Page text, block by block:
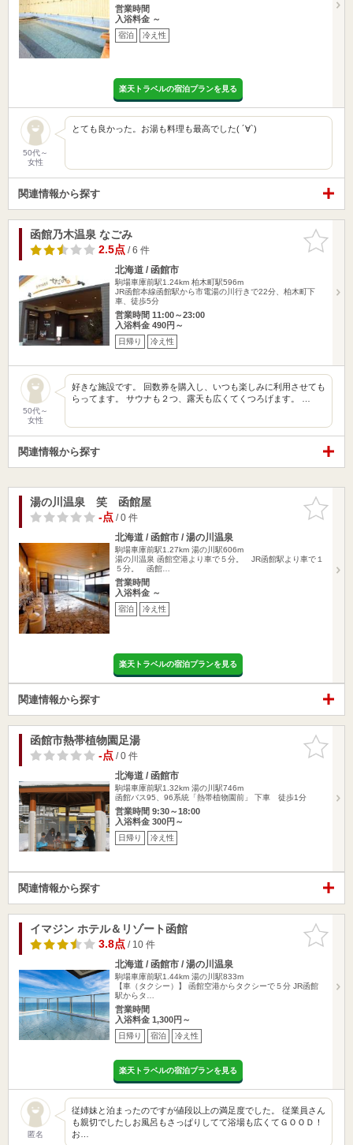
営業時間
入浴料金 ～
宿泊 冷え性
楽天トラベルの宿泊プランを見る
50代～
女性
とても良かった。お湯も料理も最高でした( ´∀`)
関連情報から探す
お気に入
りに追加
函館乃木温泉 なごみ
2.5点/ 6 件
北海道 / 函館市
駒場車庫前駅1.24km 柏木町駅596m
JR函館本線函館駅から市電湯の川行きで22分、柏木町下
車、徒歩5分
営業時間 11:00～23:00
入浴料金 490円～
日帰り 冷え性
50代～
女性
好きな施設です。 回数券を購入し、いつも楽しみに利用させても
らってます。 サウナも２つ、露天も広くてくつろげます。 …
関連情報から探す
お気に入
りに追加
湯の川温泉 笑 函館屋
-点/ 0 件
北海道 / 函館市 / 湯の川温泉
駒場車庫前駅1.27km 湯の川駅606m
湯の川温泉 函館空港より車で５分。 JR函館駅より車で１
５分。 函館…
営業時間
入浴料金 ～
宿泊 冷え性
楽天トラベルの宿泊プランを見る
関連情報から探す
お気に入
りに追加
函館市熱帯植物園足湯
-点/ 0 件
北海道 / 函館市
駒場車庫前駅1.32km 湯の川駅746m
函館バス95、96系統「熱帯植物園前」 下車 徒歩1分
営業時間 9:30～18:00
入浴料金 300円～
日帰り 冷え性
関連情報から探す
お気に入
りに追加
イマジン ホテル＆リゾート函館
3.8点/ 10 件
北海道 / 函館市 / 湯の川温泉
駒場車庫前駅1.44km 湯の川駅833m
【車（タクシー）】 函館空港からタクシーで５分 JR函館
駅からタ…
営業時間
入浴料金 1,300円～
日帰り 宿泊 冷え性
楽天トラベルの宿泊プランを見る
匿名
従姉妹と泊まったのですが値段以上の満足度でした。 従業員さん
も親切でしたしお風呂もさっぱりしてて浴場も広くてＧＯＯＤ！
お…